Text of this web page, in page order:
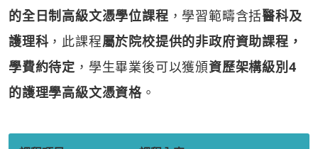
的全日制高級文憑學位課程 ，學習範疇含括醫科及
護理科 ，此課程屬於院校提供的非政府資助課程，
學費約待定 ，學生畢業後可以獲頒資歷架構級別4
的護理學高級文憑資格 。